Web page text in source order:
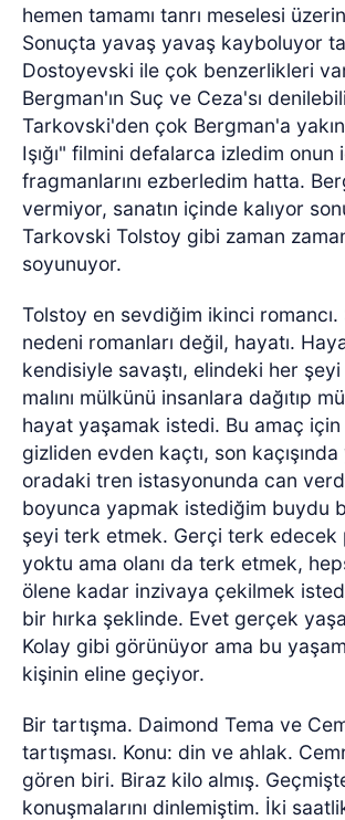
hemen tamamı tanrı meselesi
Sonuçta yavaş yavaş kayboluyor
Dostoyevski ile çok benzerlikleri var.
Bergman'ın Suç ve Ceza'sı
Tarkovski'den çok Bergman'a
Işığı" filmini defalarca izledim onun
fragmanlarını ezberledim hatta.
vermiyor, sanatın içinde kalıyor
Tarkovski Tolstoy gibi zaman
soyunuyor.
Tolstoy en sevdiğim ikinci romancı.
nedeni romanları değil, hayatı.
kendisiyle savaştı, elindeki her
malını mülkünü insanlara dağıtıp
hayat yaşamak istedi. Bu amaç
gizliden evden kaçtı, son
oradaki tren istasyonunda can
boyunca yapmak istediğim buydu
şeyi terk etmek. Gerçi terk edecek
yoktu ama olanı da terk etmek,
ölene kadar inzivaya çekilmek
bir hırka şeklinde. Evet gerçek
Kolay gibi görünüyor ama bu
kişinin eline geçiyor.
Bir tartışma. Daimond Tema ve
tartışması. Konu: din ve ahlak.
gören biri. Biraz kilo almış.
konuşmalarını dinlemiştim. İki